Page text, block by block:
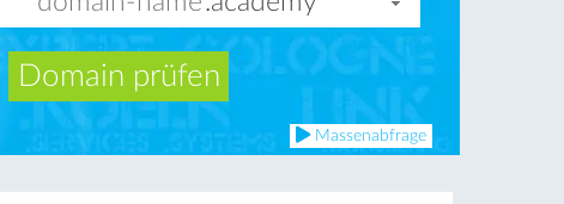
Domain prüfen
Massenabfrage